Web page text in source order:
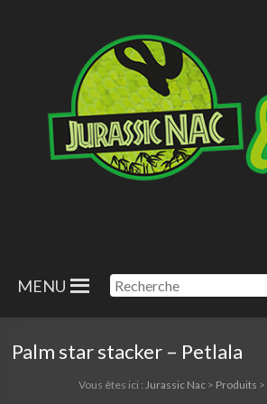
Nac
MENU
Palm star stacker – Petlala
Vous êtes ici : Jurassic Nac> Produits >